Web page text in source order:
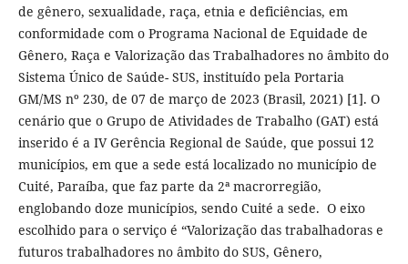
de gênero, sexualidade, raça, etnia e deficiências, em
conformidade com o Programa Nacional de Equidade de
Gênero, Raça e Valorização das Trabalhadores no âmbito do
Sistema Único de Saúde- SUS, instituído pela Portaria
GM/MS nº 230, de 07 de março de 2023 (Brasil, 2021) [1]. O
cenário que o Grupo de Atividades de Trabalho (GAT) está
inserido é a IV Gerência Regional de Saúde, que possui 12
municípios, em que a sede está localizado no município de
Cuité, Paraíba, que faz parte da 2ª macrorregião,
englobando doze municípios, sendo Cuité a sede. O eixo
escolhido para o serviço é “Valorização das trabalhadoras e
futuros trabalhadores no âmbito do SUS, Gênero,